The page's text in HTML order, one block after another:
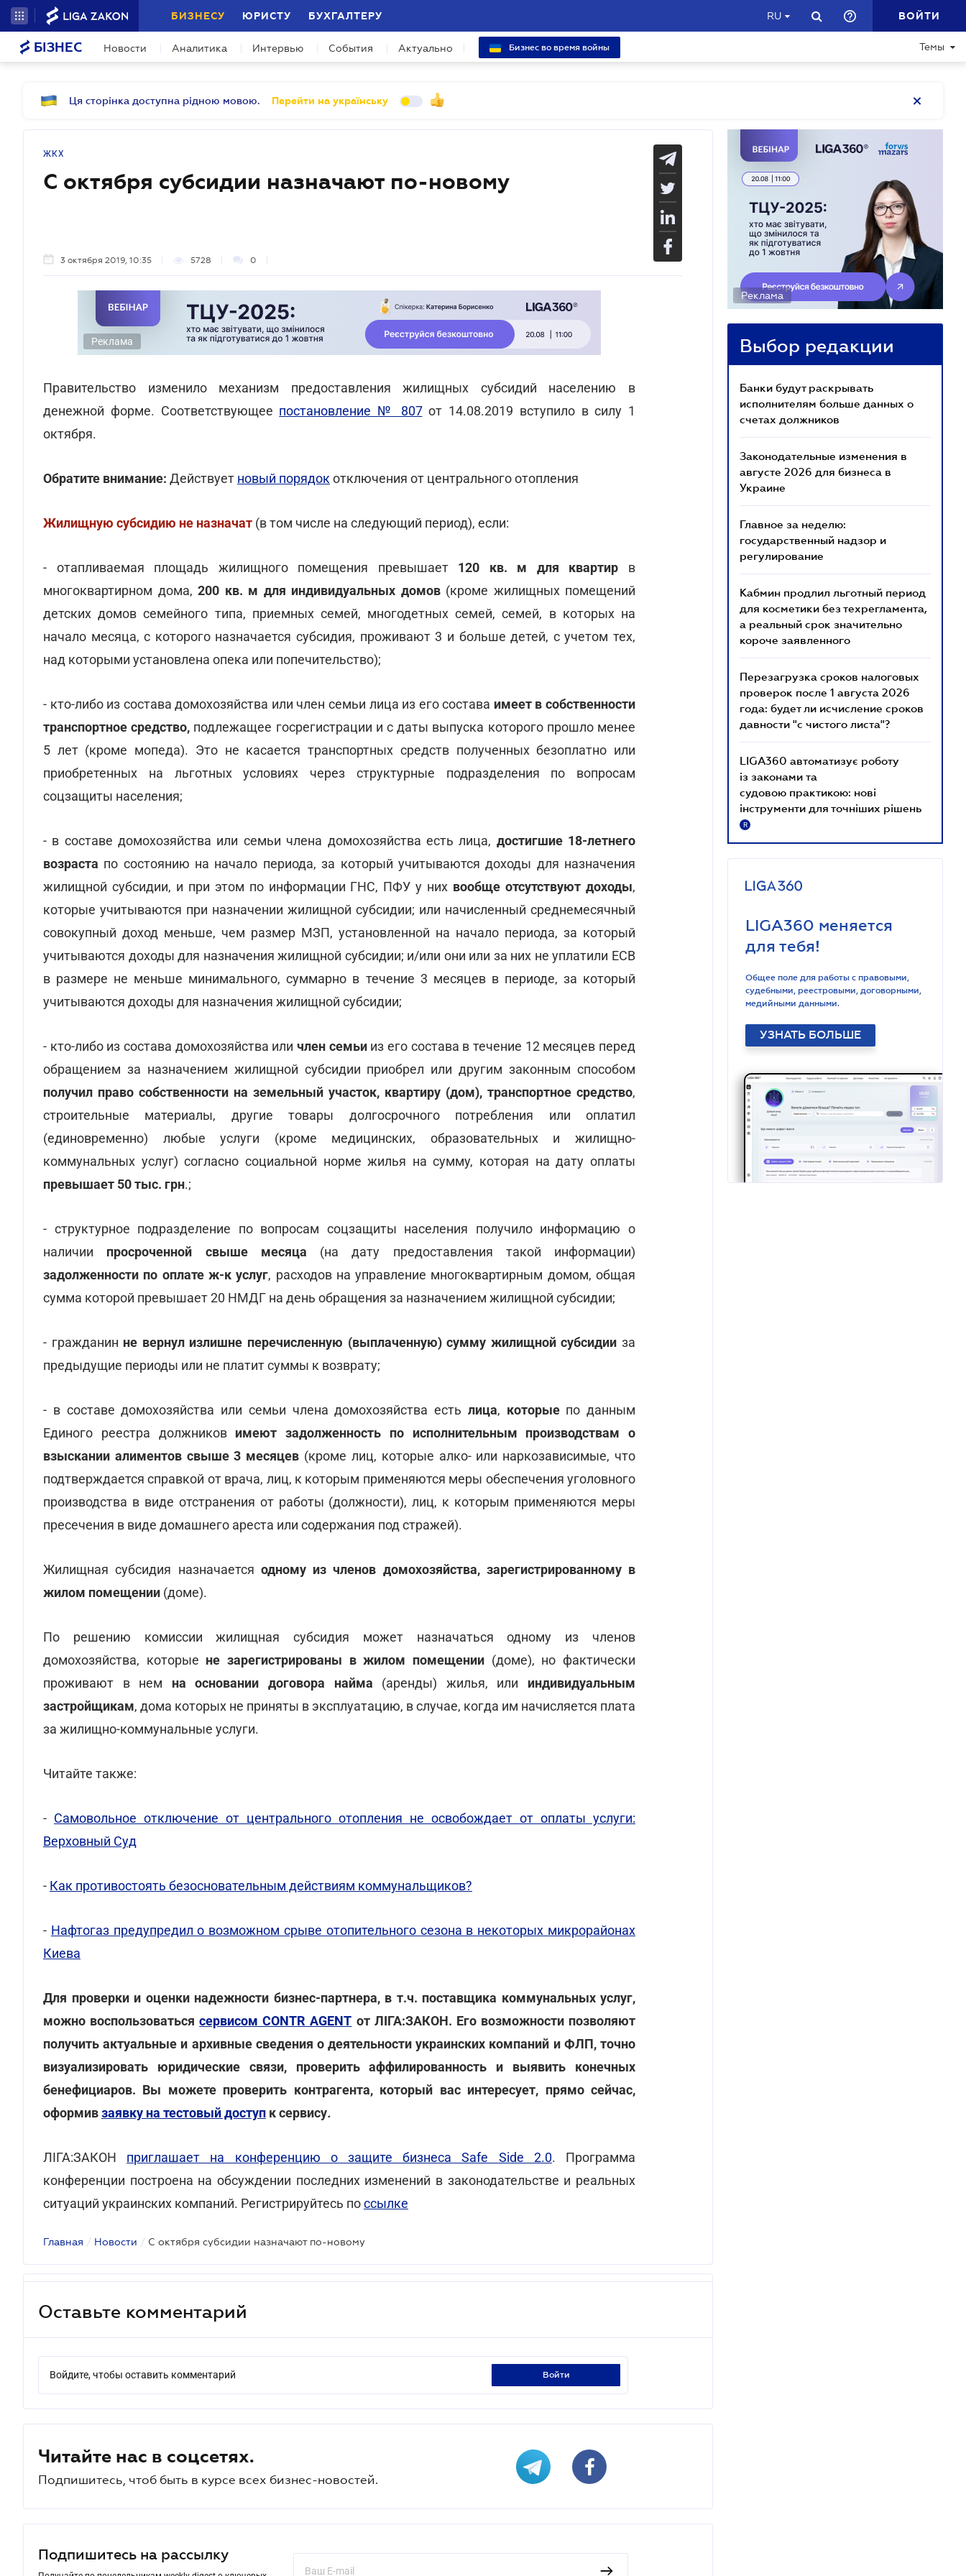
БИЗНЕСУ ЮРИСТУ БУХГАЛТЕРУ RU ВОЙТИ
БІЗНЕС Новости Аналитика Интервью События Актуально Бизнес во время войны Темы
Ця сторінка доступна рідною мовою. Перейти на українську
ЖКХ
С октября субсидии назначают по-новому
3 октября 2019, 10:35 5728 0
Реклама
Правительство изменило механизм предоставления жилищных субсидий населению в
денежной форме. Соответствующее постановление № 807от 14.08.2019 вступило в силу 1
октября.
Обратите внимание: Действует новый порядок отключения от центрального отопления
Жилищную субсидию не назначат (в том числе на следующий период), если:
- отапливаемая площадь жилищного помещения превышает 120 кв. м для квартир в
многоквартирном дома, 200 кв. м для индивидуальных домов(кроме жилищных помещений
детских домов семейного типа, приемных семей, многодетных семей, семей, в которых на
начало месяца, с которого назначается субсидия, проживают 3 и больше детей, с учетом тех,
над которыми установлена опека или попечительство);
- кто-либо из состава домохозяйства или член семьи лица из его состава имеет в собственности
транспортное средство, подлежащее госрегистрации и с даты выпуска которого прошло менее
5 лет (кроме мопеда). Это не касается транспортных средств полученных безоплатно или
приобретенных на льготных условиях через структурные подразделения по вопросам
соцзащиты населения;
- в составе домохозяйства или семьи члена домохозяйства есть лица, достигшие 18-летнего
возраста по состоянию на начало периода, за который учитываются доходы для назначения
жилищной субсидии, и при этом по информации ГНС, ПФУ у них вообще отсутствуют доходы,
которые учитываются при назначении жилищной субсидии; или начисленный среднемесячный
совокупный доход меньше, чем размер МЗП, установленной на начало периода, за который
учитываются доходы для назначения жилищной субсидии; и/или они или за них не уплатили ЕСВ
в размере не меньше минимального, суммарно в течение 3 месяцев в периоде, за который
учитываются доходы для назначения жилищной субсидии;
- кто-либо из состава домохозяйства или член семьииз его состава в течение 12 месяцев перед
обращением за назначением жилищной субсидии приобрел или другим законным способом
получил право собственности на земельный участок, квартиру (дом), транспортное средство,
строительные материалы, другие товары долгосрочного потребления или оплатил
(единовременно) любые услуги (кроме медицинских, образовательных и жилищно-
коммунальных услуг) согласно социальной норме жилья на сумму, которая на дату оплаты
превышает 50 тыс. грн.;
- структурное подразделение по вопросам соцзащиты населения получило информацию о
наличии просроченной свыше месяца (на дату предоставления такой информации)
задолженности по оплате ж-к услуг, расходов на управление многоквартирным домом, общая
сумма которой превышает 20 НМДГ на день обращения за назначением жилищной субсидии;
- гражданин не вернул излишне перечисленную (выплаченную) сумму жилищной субсидииза
предыдущие периоды или не платит суммы к возврату;
- в составе домохозяйства или семьи члена домохозяйства есть лица, которыепо данным
Единого реестра должников имеют задолженность по исполнительным производствам о
взыскании алиментов свыше 3 месяцев (кроме лиц, которые алко- или наркозависимые, что
подтверждается справкой от врача, лиц, к которым применяются меры обеспечения уголовного
производства в виде отстранения от работы (должности), лиц, к которым применяются меры
пресечения в виде домашнего ареста или содержания под стражей).
Жилищная субсидия назначается одному из членов домохозяйства, зарегистрированному в
жилом помещении (доме).
По решению комиссии жилищная субсидия может назначаться одному из членов
домохозяйства, которые не зарегистрированы в жилом помещении (доме), но фактически
проживают в нем на основании договора найма (аренды) жилья, или индивидуальным
застройщикам, дома которых не приняты в эксплуатацию, в случае, когда им начисляется плата
за жилищно-коммунальные услуги.
Читайте также:
- Самовольное отключение от центрального отопления не освобождает от оплаты услуги:
Верховный Суд
- Как противостоять безосновательным действиям коммунальщиков?
- Нафтогаз предупредил о возможном срыве отопительного сезона в некоторых микрорайонах
Киева
Для проверки и оценки надежности бизнес-партнера, в т.ч. поставщика коммунальных услуг,
можно воспользоватьсясервисом CONTR AGENT от ЛІГА:ЗАКОН. Его возможности позволяют
получить актуальные и архивные сведения о деятельности украинских компаний и ФЛП, точно
визуализировать юридические связи, проверить аффилированность и выявить конечных
бенефициаров. Вы можете проверить контрагента, который вас интересует, прямо сейчас,
оформивзаявку на тестовый доступ к сервису.
ЛІГА:ЗАКОН приглашает на конференцию о защите бизнеса Safe Side 2.0. Программа
конференции построена на обсуждении последних изменений в законодательстве и реальных
ситуаций украинских компаний. Регистрируйтесь поссылке
Главная / Новости / С октября субсидии назначают по-новому
Оставьте комментарий
Войдите, чтобы оставить комментарий войти
Читайте нас в соцсетях.
Подпишитесь, чтоб быть в курсе всех бизнес-новостей.
Подпишитесь на рассылку
Реклама
Выбор редакции
Банки будут раскрывать
исполнителям больше данных о
счетах должников
Законодательные изменения в
августе 2026 для бизнеса в
Украине
Главное за неделю:
государственный надзор и
регулирование
Кабмин продлил льготный период
для косметики без техрегламента,
а реальный срок значительно
короче заявленного
Перезагрузка сроков налоговых
проверок после 1 августа 2026
года: будет ли исчисление сроков
давности "с чистого листа"?
LIGA360 автоматизує роботу
із законами та
судовою практикою: нові
інструменти для точніших рішень
R
LIGA360 меняется
для тебя!
Общее поле для работы с правовыми,
судебными, реестровыми, договорными,
медийными данными.
УЗНАТЬ БОЛЬШЕ